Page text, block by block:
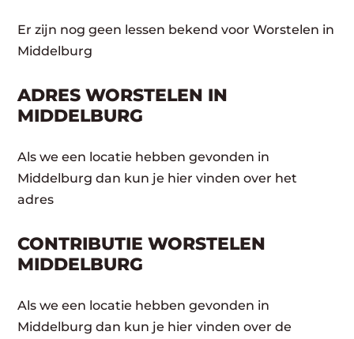
Er zijn nog geen lessen bekend voor Worstelen in
Middelburg
ADRES WORSTELEN IN
MIDDELBURG
Als we een locatie hebben gevonden in
Middelburg dan kun je hier vinden over het
adres
CONTRIBUTIE WORSTELEN
MIDDELBURG
Als we een locatie hebben gevonden in
Middelburg dan kun je hier vinden over de